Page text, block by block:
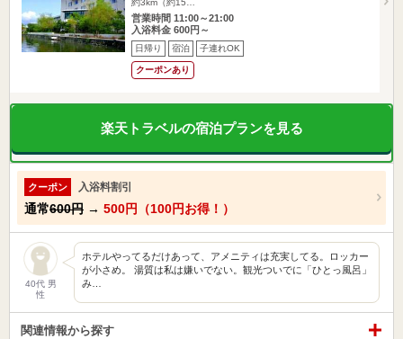
営業時間 11:00～21:00
入浴料金 600円～
日帰り 宿泊 子連れOK
クーポンあり
楽天トラベルの宿泊プランを見る
クーポン 入浴料割引
通常600円 → 500円（100円お得！）
40代 男
性
ホテルやってるだけあって、アメニティは充実してる。ロッカー
が小さめ。 湯質は私は嫌いでない。観光ついでに「ひとっ風呂」
み…
関連情報から探す